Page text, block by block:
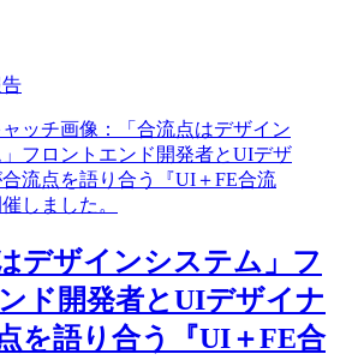
デザインシステム」フ
ド開発者とUIデザイナ
を語り合う『UI＋FE合